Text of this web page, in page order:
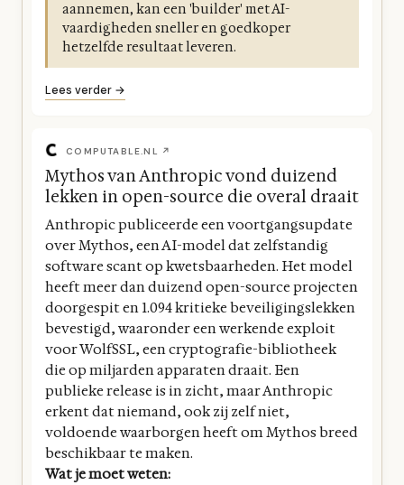
aannemen, kan een 'builder' met AI-
vaardigheden sneller en goedkoper
hetzelfde resultaat leveren.
Lees verder →
COMPUTABLE.NL ↗
Mythos van Anthropic vond duizend
lekken in open-source die overal draait
Anthropic publiceerde een voortgangsupdate
over Mythos, een AI-model dat zelfstandig
software scant op kwetsbaarheden. Het model
heeft meer dan duizend open-source projecten
doorgespit en 1.094 kritieke beveiligingslekken
bevestigd, waaronder een werkende exploit
voor WolfSSL, een cryptografie-bibliotheek
die op miljarden apparaten draait. Een
publieke release is in zicht, maar Anthropic
erkent dat niemand, ook zij zelf niet,
voldoende waarborgen heeft om Mythos breed
beschikbaar te maken.
Wat je moet weten: